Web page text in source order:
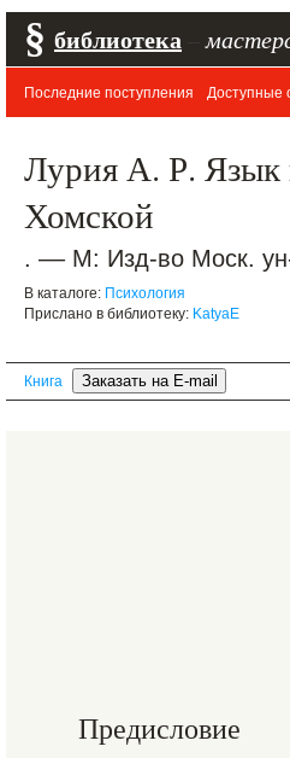
§ библиотека
Последние поступления Доступные
Лурия А. Р. Язык
Хомской
. –– М: Изд-во Моск.
В каталоге: Психология
Прислано в библиотеку: KatyaE
Книга
Предисловие